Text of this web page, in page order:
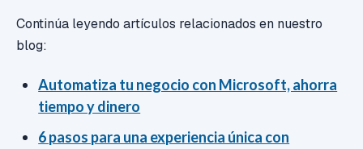
Continúa leyendo artículos relacionados en nuestro
blog:
Automatiza tu negocio con Microsoft, ahorra
tiempo y dinero
6 pasos para una experiencia única con